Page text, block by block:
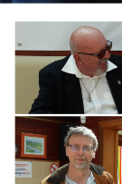
ARMCHAIR